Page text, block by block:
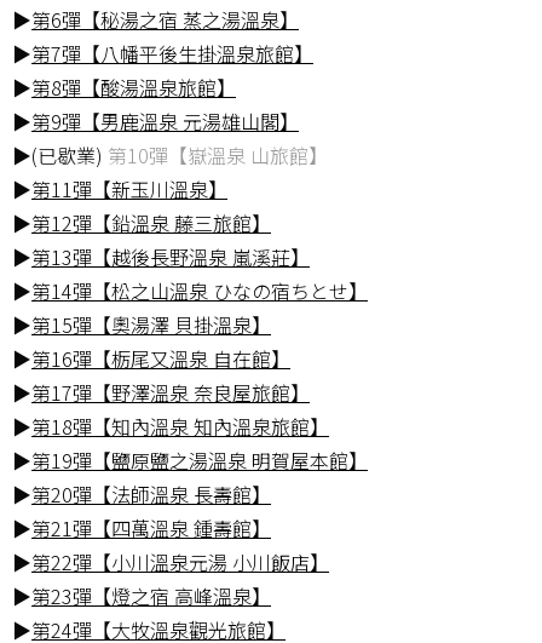
▶第6彈【秘湯之宿 蒸之湯溫泉】
▶第7彈【八幡平後生掛溫泉旅館】
▶第8彈【酸湯溫泉旅館】
▶第9彈【男鹿溫泉 元湯雄山閣】
▶(已歇業) 第10彈【嶽溫泉 山旅館】
▶第11彈【新玉川溫泉】
▶第12彈【鉛溫泉 藤三旅館】
▶第13彈【越後長野溫泉 嵐溪莊】
▶第14彈【松之山溫泉 ひなの宿ちとせ】
▶第15彈【奧湯澤 貝掛溫泉】
▶第16彈【栃尾又溫泉 自在館】
▶第17彈【野澤溫泉 奈良屋旅館】
▶第18彈【知內溫泉 知內溫泉旅館】
▶第19彈【鹽原鹽之湯溫泉 明賀屋本館】
▶第20彈【法師溫泉 長壽館】
▶第21彈【四萬溫泉 鍾壽館】
▶第22彈【小川溫泉元湯 小川飯店】
▶第23彈【燈之宿 高峰溫泉】
▶第24彈【大牧溫泉觀光旅館】